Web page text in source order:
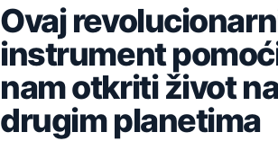
Ovaj
instrument
nam otkriti život
drugim planetima